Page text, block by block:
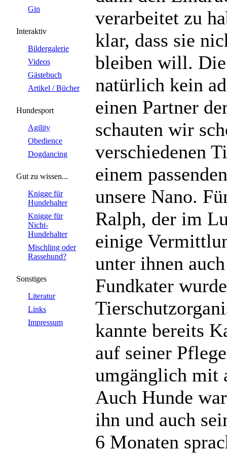
Gin
Interaktiv
Bildergalerie
Videos
Gästebuch
Artikel / Bücher
Hundesport
Agility
Obedience
Dogdancing
Gut zu wissen...
Knigge für
Hundehalter
Knigge für
Nicht-
Hundehalter
Mischling oder
Rassehund?
Sonstiges
Literatur
Links
Impressum
verarbeitet zu
klar, dass sie
bleiben will.
natürlich kein
einen Partner
schauten wir
verschiedenen
einem
unsere Nano.
Ralph, der im
einige
unter ihnen
Fundkater
kannte bereits
auf seiner
umgänglich mit
Auch Hunde
ihn und auch
6 Monaten